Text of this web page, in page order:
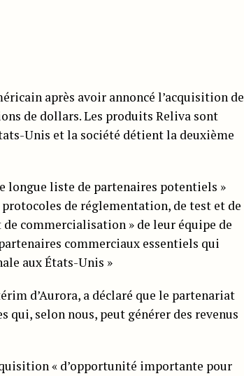
après avoir annoncé l’acquisition de
de dollars. Les produits Reliva sont
Unis et la société détient la deuxième
longue liste de partenaires potentiels »
de réglementation, de test et de
de commercialisation » de leur équipe de
commerciaux essentiels qui
aux États-Unis »
d’Aurora, a déclaré que le partenariat
qui, selon nous, peut générer des revenus
« d’opportunité importante pour